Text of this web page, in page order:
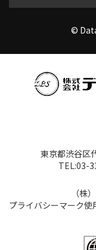
©
東京都渋谷区
TEL:03-
（株
プライバシーマーク